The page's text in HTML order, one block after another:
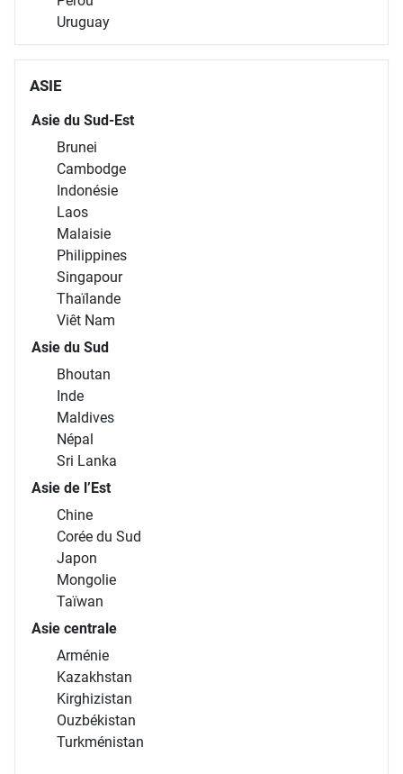
Uruguay
ASIE
Asie du Sud-Est
Brunei
Cambodge
Indonésie
Laos
Malaisie
Philippines
Singapour
Thaïlande
Viêt Nam
Asie du Sud
Bhoutan
Inde
Maldives
Népal
Sri Lanka
Asie de l’Est
Chine
Corée du Sud
Japon
Mongolie
Taïwan
Asie centrale
Arménie
Kazakhstan
Kirghizistan
Ouzbékistan
Turkménistan